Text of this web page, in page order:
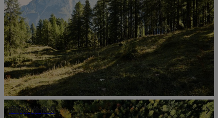
我们的价值观